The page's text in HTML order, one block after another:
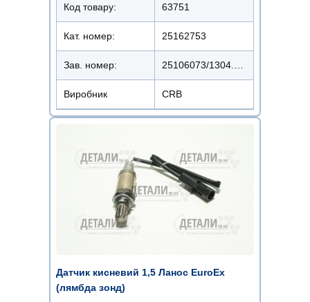
Код товару: 63751
Кат. номер: 25162753
Зав. номер:
Виробник CRB
Датчик кисневий 1,5 Ланос EuroEx
(лямбда зонд)